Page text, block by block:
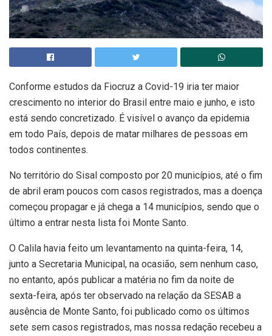
Conforme estudos da Fiocruz a Covid-19 iria ter maior
crescimento no interior do Brasil entre maio e junho, e isto
está sendo concretizado. É visível o avanço da epidemia
em todo País, depois de matar milhares de pessoas em
todos continentes.
No território do Sisal composto por 20 municípios, até o fim
de abril eram poucos com casos registrados, mas a doença
começou propagar e já chega a 14 municípios, sendo que o
último a entrar nesta lista foi Monte Santo.
O Calila havia feito um levantamento na quinta-feira, 14,
junto a Secretaria Municipal, na ocasião, sem nenhum caso,
no entanto, após publicar a matéria no fim da noite de
sexta-feira, após ter observado na relação da SESAB a
ausência de Monte Santo, foi publicado como os últimos
sete sem casos registrados, mas nossa redação recebeu a